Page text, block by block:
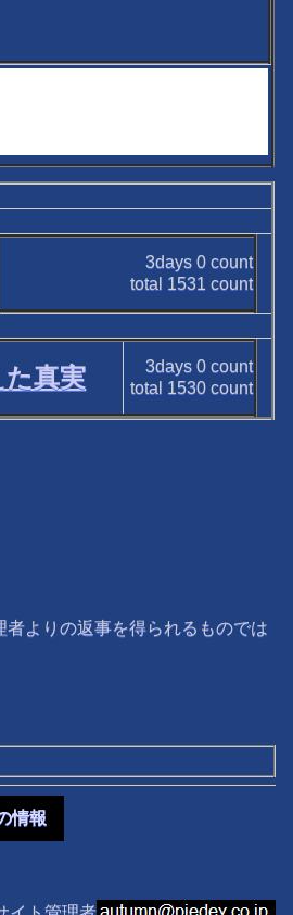
3days 0count
total 1531 count
真実 3days 0count
total 1530count
よりの返事を得られるものでは
情報